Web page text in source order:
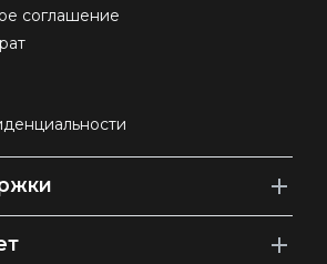
соглашение